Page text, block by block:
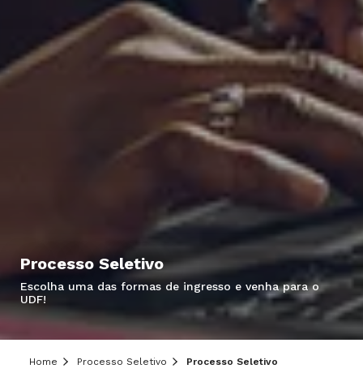
Processo Seletivo
Escolha uma das formas de ingresso e venha para o
UDF!
Home Processo Seletivo Processo Seletivo